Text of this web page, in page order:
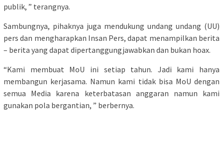
publik, ” terangnya.
Sambungnya, pihaknya juga mendukung undang undang (UU)
pers dan mengharapkan Insan Pers, dapat menampilkan berita
– berita yang dapat dipertanggungjawabkan dan bukan hoax.
“Kami membuat MoU ini setiap tahun. Jadi kami hanya
membangun kerjasama. Namun kami tidak bisa MoU dengan
semua Media karena keterbatasan anggaran namun kami
gunakan pola bergantian, ” berbernya.